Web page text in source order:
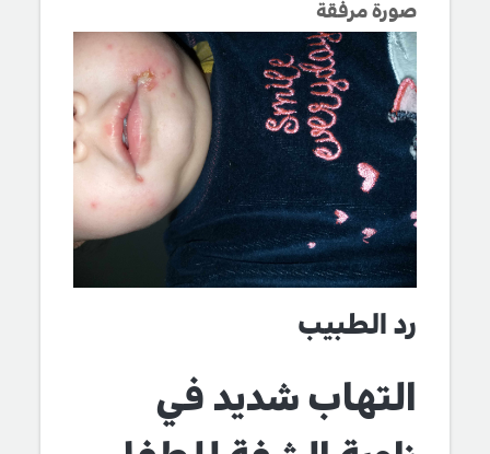
صورة مرفقة
رد الطبيب
التهاب شديد في